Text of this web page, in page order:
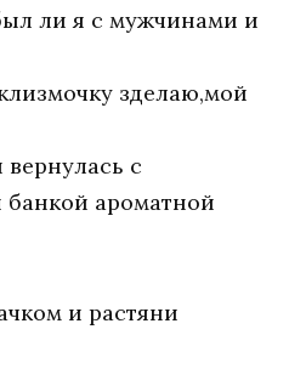
ли я с мужчинами и
зделаю,мой
с
ароматной
и растяни